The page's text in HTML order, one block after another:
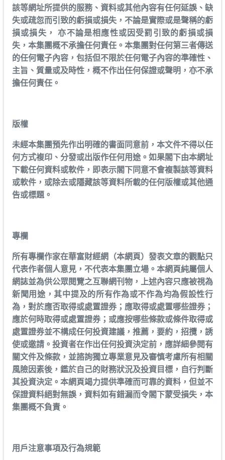
該等網址所提供的服務、資料或其他內容有任何延誤、缺
失或疏忽而引致的虧損或損失，不論是實際或是聲稱的虧
損或損失， 亦不論是相應性或因受罰引致的虧損或損
失，本集團概不承擔任何責任。本集團對任何第三者傳送
的任何電子內容，包括但不限於任何電子內容的準確性、
主旨、質量或及時性，概不作出任何保證或聲明，亦不承
擔任何責任。
版權
未經本集團預先作出明確的書面同意前，本文件不得以任
何方式複印、分發或出版作任何用途。如果閣下由本網址
下載任何資料或軟件，即表示閣下同意不會複製該等資料
或軟件，或除去或隱藏該等資料所載的任何版權或其他通
告或標題。
專欄
所有專欄作家在華富財經網（本網頁）發表文章的觀點只
代表作者個人意見，不代表本集團立場。本網頁純屬個人
網誌並為供公眾閱覽之互聯網刊物，上述內容只應被視為
新聞用途，其中提及的所有作為或不作為均為假設性行
為，對於應否取得或處置證券；應取得或處置哪些證券；
應於何時取得或處置證券；或應按哪些條款或條件取得或
處置證券並不構成任何投資建議，推薦，要約，招攬，誘
使或邀請。投資者在作出任何投資決定前，應詳細參閱有
關文件及條款，並諮詢獨立專業意見及審慎考慮所有相關
風險因素後，鑑於自己的財務狀況及投資目標，自行判斷
其投資決定。本網頁竭力提供準確而可靠的資料，但並不
保證資料絕對無誤，資料如有錯漏而令閣下蒙受損失，本
集團概不負責。
用戶注意事項及行為規範